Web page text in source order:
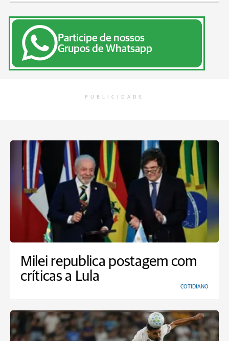
Participe de nossos
Grupos de Whatsapp
PUBLICIDADE
Milei republica postagem com
críticas a Lula
COTIDIANO